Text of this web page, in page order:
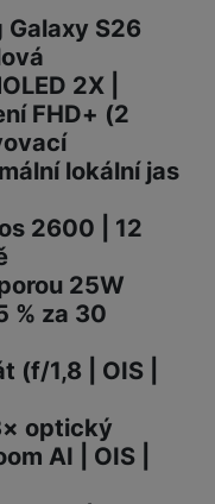
S26
2X |
FHD+ (2
lokální jas
2600 | 12
25W
% za 30
(f/1,8 | OIS |
optický
AI | OIS |